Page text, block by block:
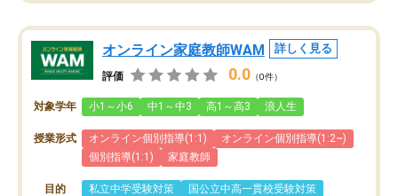
オンライン家庭教師WAM 詳しく見る
評価 0.0 （0件）
対象学年 小1～小6 中1～中3 高1～高3 浪人生
授業形式 オンライン個別指導(1:1)
オンライン個別指導(1:2~)
個別指導(1:1)
家庭教師
目的 私立中学受験対策
国公立中高一貫校受験対策